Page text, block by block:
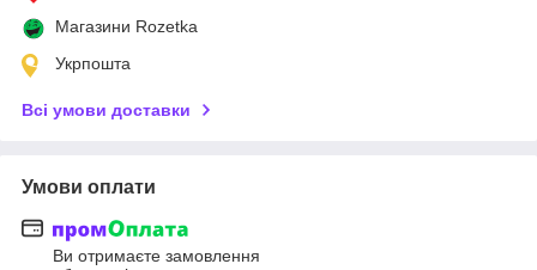
Магазини Rozetka
Укрпошта
Всі умови доставки
Умови оплати
Ви отримаєте замовлення